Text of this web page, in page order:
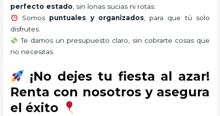
perfecto estado, sin lonas sucias ni rotas.
Somos puntuales y organizados, para que tú solo
disfrutes.
Te damos un presupuesto claro, sin cobrarte cosas que
no necesitas.
¡No dejes tu fiesta al azar!
Renta con nosotros y asegura
el éxito